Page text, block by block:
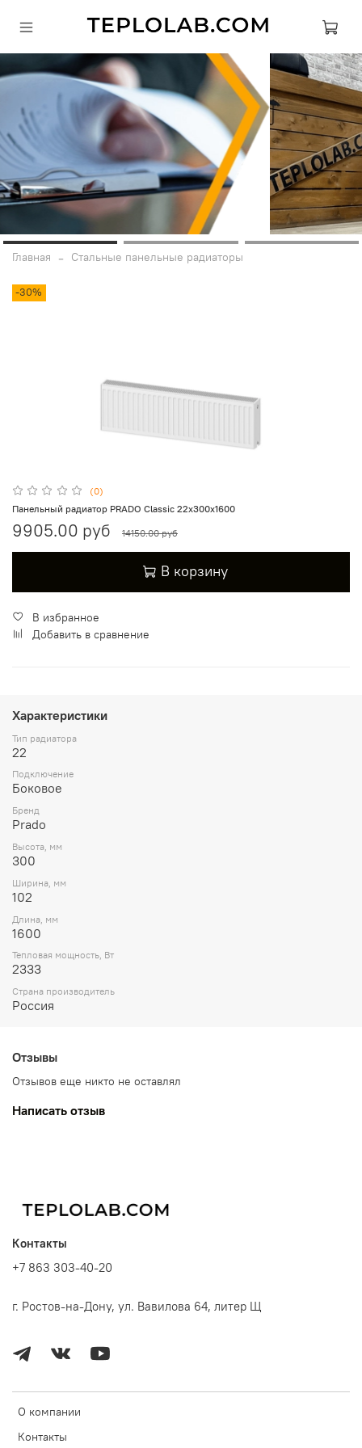
Главная Стальные панельные радиаторы
-30%
(0)
Панельный радиатор PRADO Classic 22х300х1600
9905.00 руб 14150.00 руб
В корзину
В избранное
Добавить в сравнение
Характеристики
Тип радиатора
22
Подключение
Боковое
Бренд
Prado
Высота, мм
300
Ширина, мм
102
Длина, мм
1600
Тепловая мощность, Вт
2333
Страна производитель
Россия
Отзывы
Отзывов еще никто не оставлял
Написать отзыв
О компании
Контакты
Контакты
+7 863 303-40-20
г. Ростов-на-Дону, ул. Вавилова 64, литер Щ